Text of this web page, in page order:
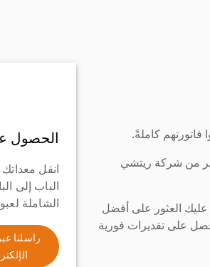
كاملةً.
من شركة ريتشي
العثور على أفضل
على تقديرات فورية
الحصول
انقل
الباب إلى
الشاملة
راسلنا